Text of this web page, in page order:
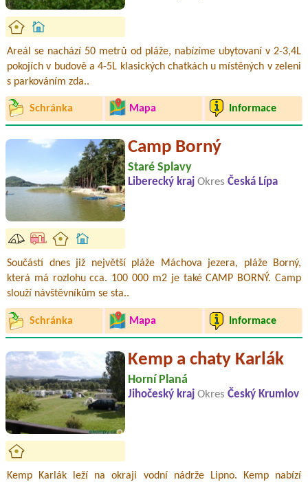
Areál se nachází 50 metrů od pláže, nabízíme ubytovaní v 2-3,4L
pokojích v budově a 4-5L klasických chatkách u místěných v zeleni
s parkováním zda..
Schránka Mapa Informace
Camp Borný
Staré Splavy
Liberecký kraj Okres Česká Lípa
Součástí dnes již největší pláže Máchova jezera, pláže Borný,
která má rozlohu cca. 100 000 m2 je také CAMP BORNÝ. Camp
slouží návštěvníkům se sta..
Schránka Mapa Informace
Kemp a chaty Karlák
Horní Planá
Jihočeský kraj Okres Český Krumlov
Kemp Karlák leží na okraji vodní nádrže Lipno. Kemp nabízí